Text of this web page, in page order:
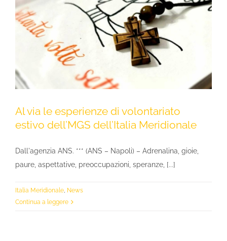
Al via le esperienze di volontariato
estivo dell’MGS dell’Italia Meridionale
Dall'agenzia ANS. *** (ANS – Napoli) – Adrenalina, gioie,
paure, aspettative, preoccupazioni, speranze, [...]
Italia Meridionale News
Continua a leggere